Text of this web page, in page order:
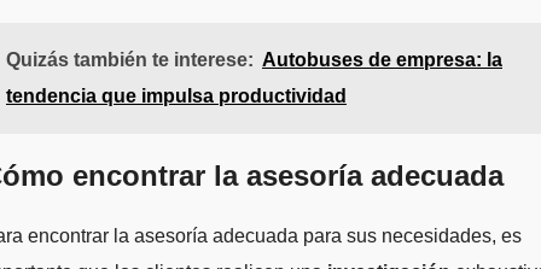
Quizás también te interese: Autobuses de empresa: la
tendencia que impulsa productividad
encontrar la asesoría adecuada
encontrar la asesoría adecuada para sus necesidades, es